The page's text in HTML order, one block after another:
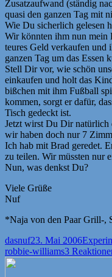
Zusatzaufwand (ständig
quasi den ganzen Tag mit
Wie Du sicherlich gelesen
Wir könnten ihm nun
teures Geld verkaufen und
ganzen Tag um das Essen
Stell Dir vor, wie schön
einkaufen und holt das
bißchen mit ihm Fußball
kommen, sorgt er dafür,
Tisch gedeckt ist.
Jetzt wirst Du Dir natürlich
wir haben doch nur 7
Ich hab mit Brad geredet.
zu teilen. Wir müssten nur
Nun, was denkst Du?
Viele Grüße
Nuf
*Naja von den Paar Grill-,
Autor
dasnufVeröffentlicht
am
23. Mai 2006
robbie-williams3